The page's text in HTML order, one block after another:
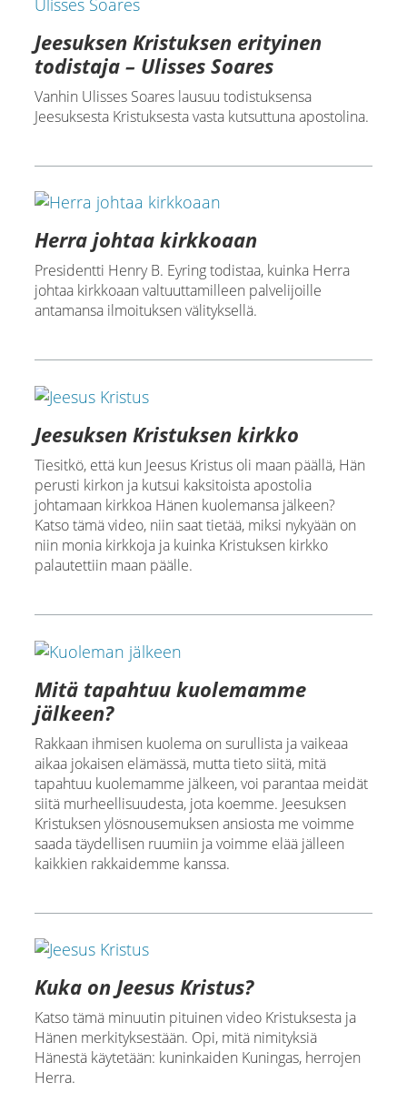
Jeesuksen Kristuksen erityinen
todistaja – Ulisses Soares
Vanhin Ulisses Soares lausuu todistuksensa
Jeesuksesta Kristuksesta vasta kutsuttuna apostolina.
Herra johtaa kirkkoaan
Presidentti Henry B. Eyring todistaa, kuinka Herra
johtaa kirkkoaan valtuuttamilleen palvelijoille
antamansa ilmoituksen välityksellä.
Jeesuksen Kristuksen kirkko
Tiesitkö, että kun Jeesus Kristus oli maan päällä, Hän
perusti kirkon ja kutsui kaksitoista apostolia
johtamaan kirkkoa Hänen kuolemansa jälkeen?
Katso tämä video, niin saat tietää, miksi nykyään on
niin monia kirkkoja ja kuinka Kristuksen kirkko
palautettiin maan päälle.
Mitä tapahtuu kuolemamme
jälkeen?
Rakkaan ihmisen kuolema on surullista ja vaikeaa
aikaa jokaisen elämässä, mutta tieto siitä, mitä
tapahtuu kuolemamme jälkeen, voi parantaa meidät
siitä murheellisuudesta, jota koemme. Jeesuksen
Kristuksen ylösnousemuksen ansiosta me voimme
saada täydellisen ruumiin ja voimme elää jälleen
kaikkien rakkaidemme kanssa.
Kuka on Jeesus Kristus?
Katso tämä minuutin pituinen video Kristuksesta ja
Hänen merkityksestään. Opi, mitä nimityksiä
Hänestä käytetään: kuninkaiden Kuningas, herrojen
Herra.